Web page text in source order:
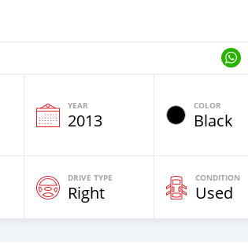
YEAR
2013
COLOR
Black
DRIVE TYPE
Right
CONDITION
Used